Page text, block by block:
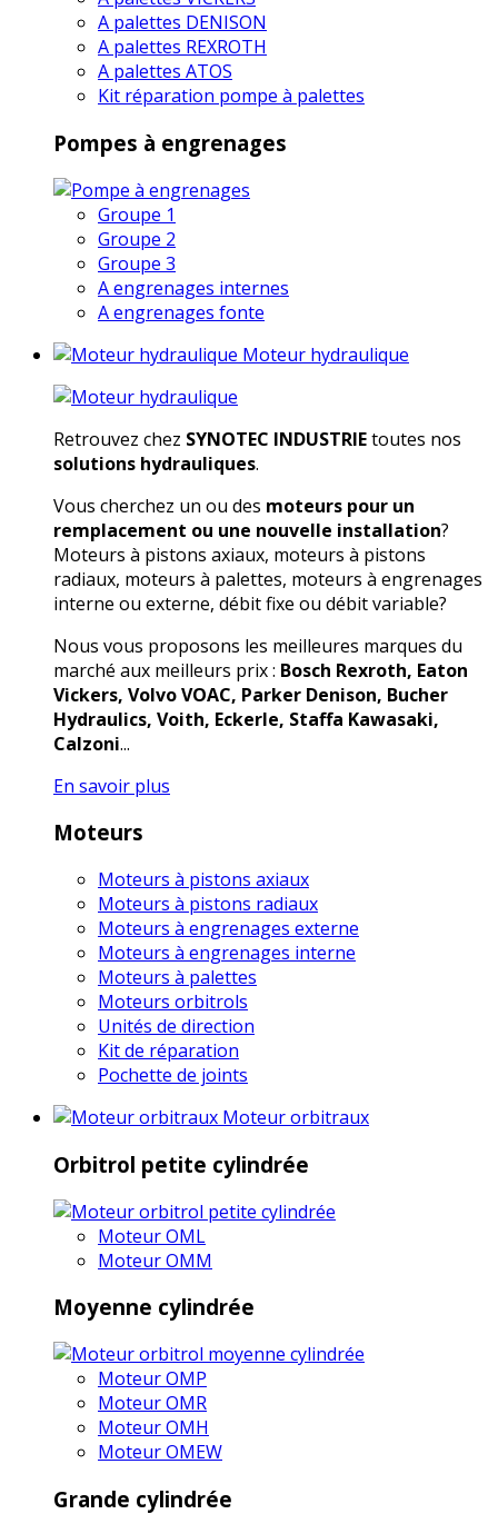
A palettes DENISON
A palettes REXROTH
A palettes ATOS
Kit réparation pompe à palettes
Pompes à engrenages
Groupe 1
Groupe 2
Groupe 3
A engrenages internes
A engrenages fonte
Moteur hydraulique
Retrouvez chez SYNOTEC INDUSTRIEtoutes nos
solutions hydrauliques.
Vous cherchez un ou des moteurs pour un
remplacement ou une nouvelle installation?
Moteurs à pistons axiaux, moteurs à pistons
radiaux, moteurs à palettes, moteurs à engrenages
interne ou externe, débit fixe ou débit variable?
Nous vous proposons les meilleures marques du
marché aux meilleurs prix : Bosch Rexroth, Eaton
Vickers, Volvo VOAC, Parker Denison, Bucher
Hydraulics, Voith, Eckerle, Staffa Kawasaki,
Calzoni...
En savoir plus
Moteurs
Moteurs à pistons axiaux
Moteurs à pistons radiaux
Moteurs à engrenages externe
Moteurs à engrenages interne
Moteurs à palettes
Moteurs orbitrols
Unités de direction
Kit de réparation
Pochette de joints
Moteur orbitraux
Orbitrol petite cylindrée
Moteur OML
Moteur OMM
Moyenne cylindrée
Moteur OMP
Moteur OMR
Moteur OMH
Moteur OMEW
Grande cylindrée